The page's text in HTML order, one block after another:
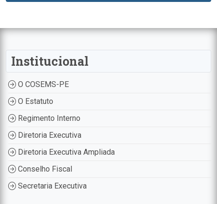
Institucional
O COSEMS-PE
O Estatuto
Regimento Interno
Diretoria Executiva
Diretoria Executiva Ampliada
Conselho Fiscal
Secretaria Executiva